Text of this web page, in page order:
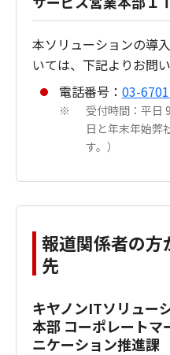
本ソリューションの導
いては、下記よりお問
電話番号： 03-
※
受付時間：平日
日と年末年始弊
す。）
報道関係者の方
先
キヤノンITソリュ
本部 コーポレートマ
ニケーション推進課